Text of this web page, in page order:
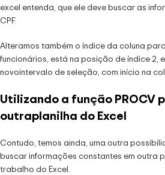
excel entenda, que ele deve buscar as
CPF.
Alteramos também o índice da coluna
funcionários, está na posição de índice 2,
novointervalo de seleção, com início na
Utilizando a função PROCV
outraplanilha do Excel
Contudo, temos ainda, uma outra
buscar informações constantes em outra
trabalho do Excel.